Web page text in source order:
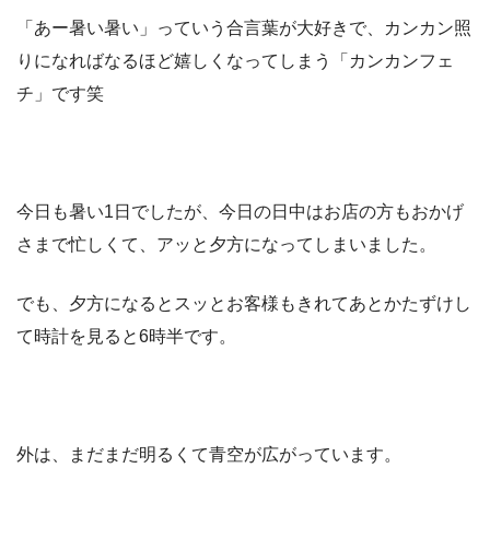
「あー暑い暑い」っていう合言葉が大好きで、カンカン照
りになればなるほど嬉しくなってしまう「カンカンフェ
チ」です笑
今日も暑い1日でしたが、今日の日中はお店の方もおかげ
さまで忙しくて、アッと夕方になってしまいました。
でも、夕方になるとスッとお客様もきれてあとかたずけし
て時計を見ると6時半です。
外は、まだまだ明るくて青空が広がっています。